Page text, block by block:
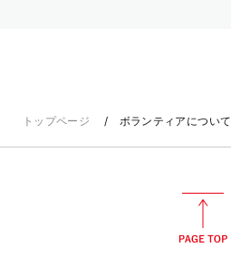
トップページ ボランティアについて